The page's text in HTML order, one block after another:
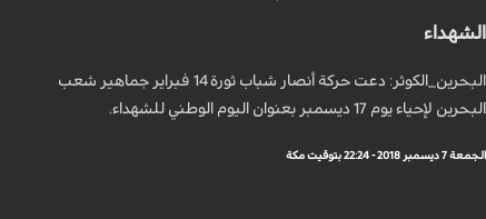
الشهداء
البحرين_الكوثر: دعت حركة أنصار شباب ثورة 14 فبراير جماهير شعب
البحرين لإحياء يوم 17 ديسمبر بعنوان اليوم الوطني للشهداء.
الجمعة 7 ديسمبر 2018 - 22:24 بتوقيت مكة